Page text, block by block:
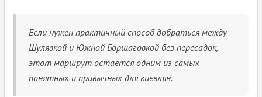
Если нужен практичный способ добраться между
Шулявкой и Южной Борщаговкой без пересадок,
этот маршрут остается одним из самых
понятных и привычных для киевлян.